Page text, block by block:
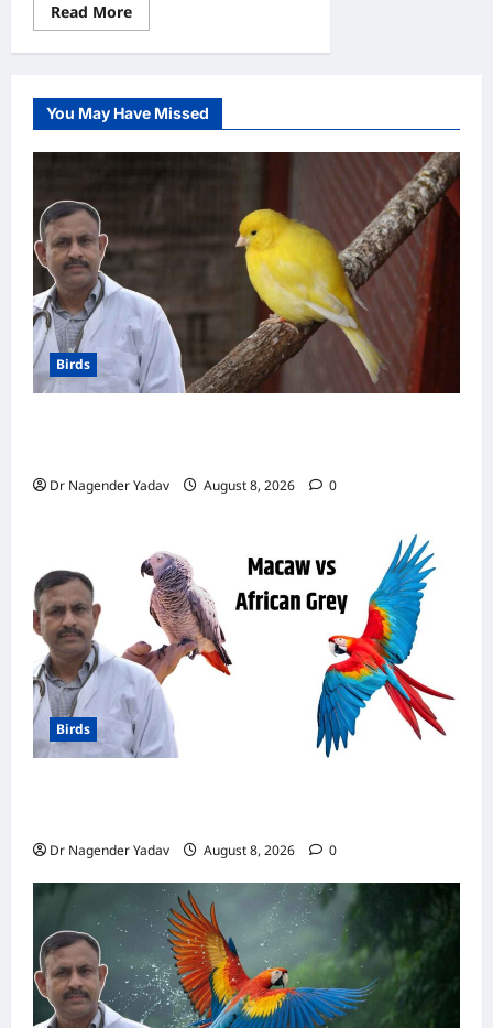
Read MoreRead
more
कबूतरों
पर
इलाज
ऐसे
करें?
You May Have Missed
Birds
Dr Nagender Yadav August 8, 2026 0
Birds
Dr Nagender Yadav August 8, 2026 0